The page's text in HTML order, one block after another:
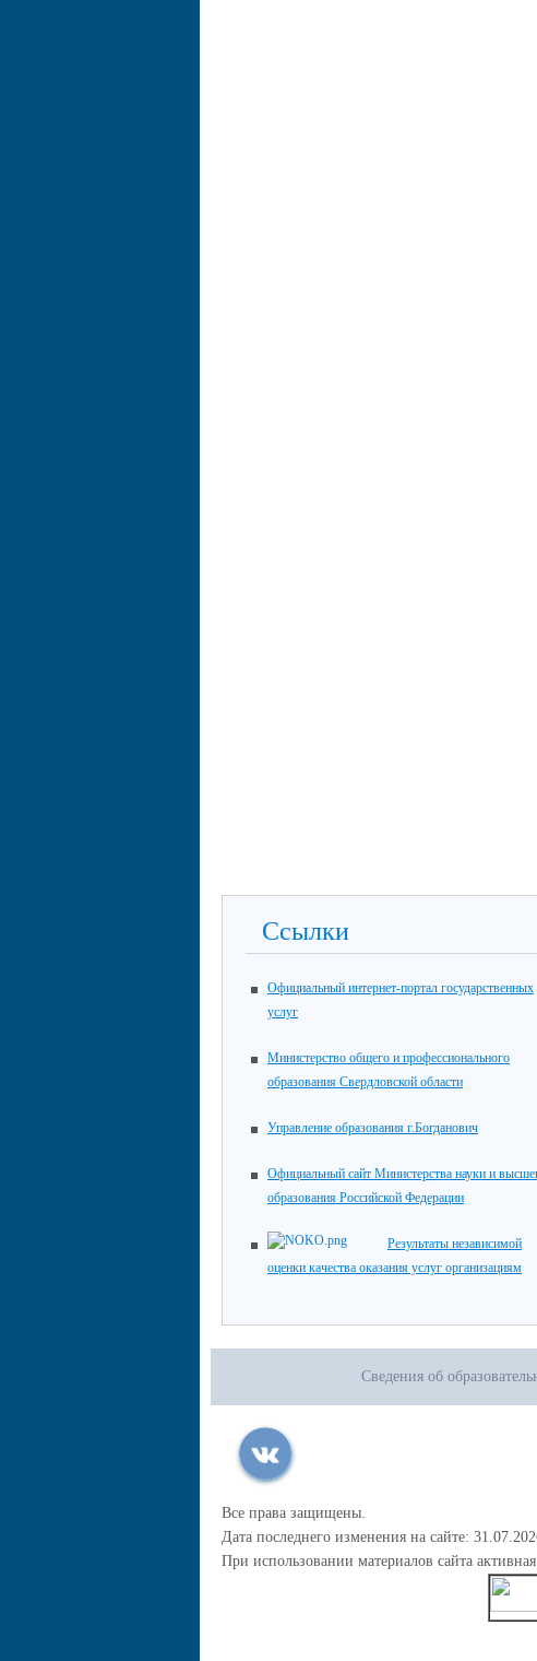
Ссылки
Официальный интернет-портал государственных
услуг
Министерство общего и профессионального
образования Свердловской области
Управление образования г.Богданович
Официальный сайт Министерства науки и
образования Российской Федерации
Результаты независимой
оценки качества оказания услуг организациям
Сведения об
Все права защищены.
Дата последнего изменения на сайте:
При использовании материалов сайта